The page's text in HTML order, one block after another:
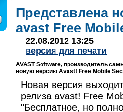
Представлена
avast Free
22.08.2012 13:25
версия для печати
AVAST Software, производитель
новую версию Avast! Free Mobile
Новая версия
релиза avast! Free
"Бесплатное, но